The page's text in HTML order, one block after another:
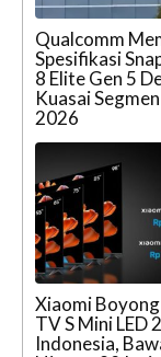
Qualcomm
Spesifikasi
8 Elite Gen 5
Kuasai
2026
Xiaomi
TV S Mini LED
Indonesia,